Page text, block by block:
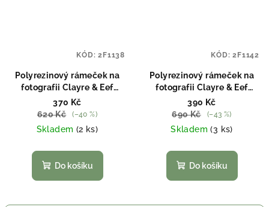
Polyrezinový rámeček na
fotografii Clayre & Eef
2F1138
370 Kč
620 Kč
(–40 %)
Skladem (2 ks)
Do košíku
KÓD:2F1138
Polyrezinový rámeček na
fotografii Clayre & Eef
2F1142
390 Kč
690 Kč
(–43 %)
Skladem(3 ks)
Do košíku
KÓD:2F1142